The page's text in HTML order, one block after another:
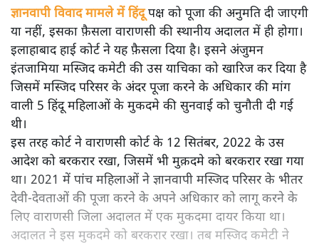
ज्ञानवापी विवाद मामले में हिंदूपक्ष को पूजा की अनुमति दी जाएगी
या नहीं, इसका फ़ैसला वाराणसी की स्थानीय अदालत में ही होगा।
इलाहाबाद हाई कोर्ट ने यह फ़ैसला दिया है। इसने अंजुमन
इंतजामिया मस्जिद कमेटी की उस याचिका को खारिज कर दिया है
जिसमें मस्जिद परिसर के अंदर पूजा करने के अधिकार की मांग
वाली 5 हिंदू महिलाओं के मुकदमे की सुनवाई को चुनौती दी गई
थी।
इस तरह कोर्ट ने वाराणसी कोर्ट के 12 सितंबर, 2022 के उस
आदेश को बरकरार रखा, जिसमें भी मुक़दमे को बरकरार रखा गया
था। 2021 में पांच महिलाओं ने ज्ञानवापी मस्जिद परिसर के भीतर
देवी-देवताओं की पूजा करने के अपने अधिकार को लागू करने के
लिए वाराणसी जिला अदालत में एक मुकदमा दायर किया था।
अदालत ने इस मुकदमे को बरकरार रखा। तब मस्जिद कमेटी ने